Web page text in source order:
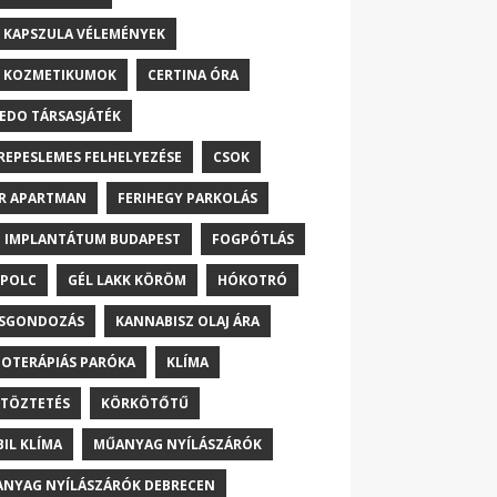
KAPSZULA VÉLEMÉNYEK
KOZMETIKUMOK CERTINA ÓRA
TÁRSASJÁTÉK
FELHELYEZÉSE CSOK
APARTMAN FERIHEGY PARKOLÁS
IMPLANTÁTUM BUDAPEST FOGPÓTLÁS
GÉL LAKK KÖRÖM HÓKOTRÓ
KANNABISZ OLAJ ÁRA
PARÓKA KLÍMA
KÖRKÖTŐTŰ
KLÍMA MŰANYAG NYÍLÁSZÁRÓK
NYÍLÁSZÁRÓK DEBRECEN